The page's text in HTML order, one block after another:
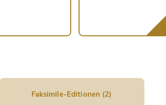
Faksimile-Editionen (2)